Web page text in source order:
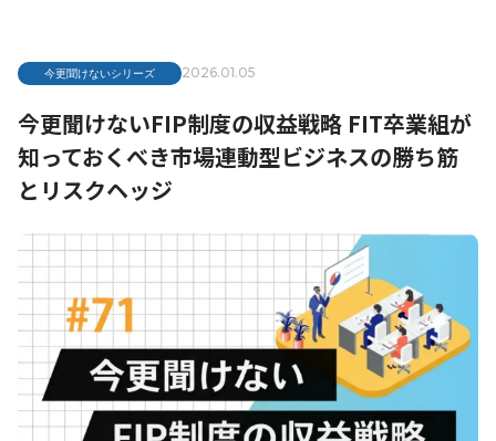
愛知県名古屋市東区相生町83番地
TEL：052-930-3331 FAX：052-930-3337
9：00～18：00 (土日祝定休日)
Instagram
今更聞けないシリーズ 2026.01.05
今更聞けないFIP制度の収益戦略 FIT卒業組が
知っておくべき市場連動型ビジネスの勝ち筋
とリスクヘッジ